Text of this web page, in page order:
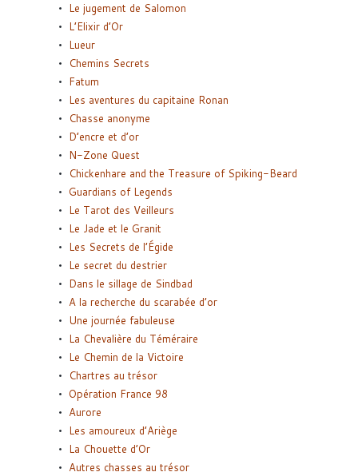
Le jugement de Salomon
L’Elixir d’Or
Lueur
Chemins Secrets
Fatum
Les aventures du capitaine Ronan
Chasse anonyme
D’encre et d’or
N-Zone Quest
Chickenhare and the Treasure of Spiking-Beard
Guardians of Legends
Le Tarot des Veilleurs
Le Jade et le Granit
Les Secrets de l’Égide
Le secret du destrier
Dans le sillage de Sindbad
A la recherche du scarabée d’or
Une journée fabuleuse
La Chevalière du Téméraire
Le Chemin de la Victoire
Chartres au trésor
Opération France 98
Aurore
Les amoureux d’Ariège
La Chouette d’Or
Autres chasses au trésor